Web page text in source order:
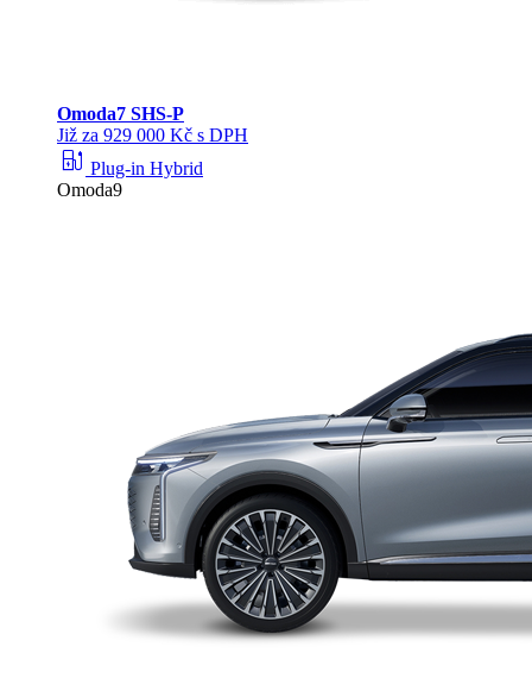
Omoda7 SHS-P
Již za 929 000 Kč s DPH
ev_station Plug-in Hybrid
Omoda9